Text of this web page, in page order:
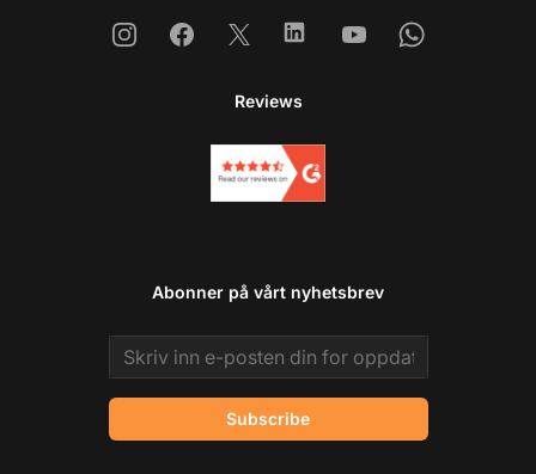
InstagramFacebook
X LinkedinYoutubeWhatsapp
Reviews
Abonner på vårt nyhetsbrev
Email address
Subscribe